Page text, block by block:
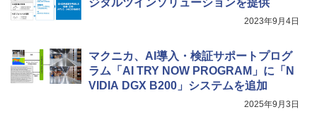
ジタルツインソリューションを提供
2023年9月4日
マクニカ、AI導入・検証サポートプログ
ラム「AI TRY NOW PROGRAM」に「N
VIDIA DGX B200」システムを追加
2025年9月3日